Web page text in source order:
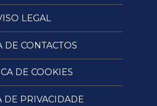
LEGAL
DE CONTACTOS
DE COOKIES
DE PRIVACIDADE